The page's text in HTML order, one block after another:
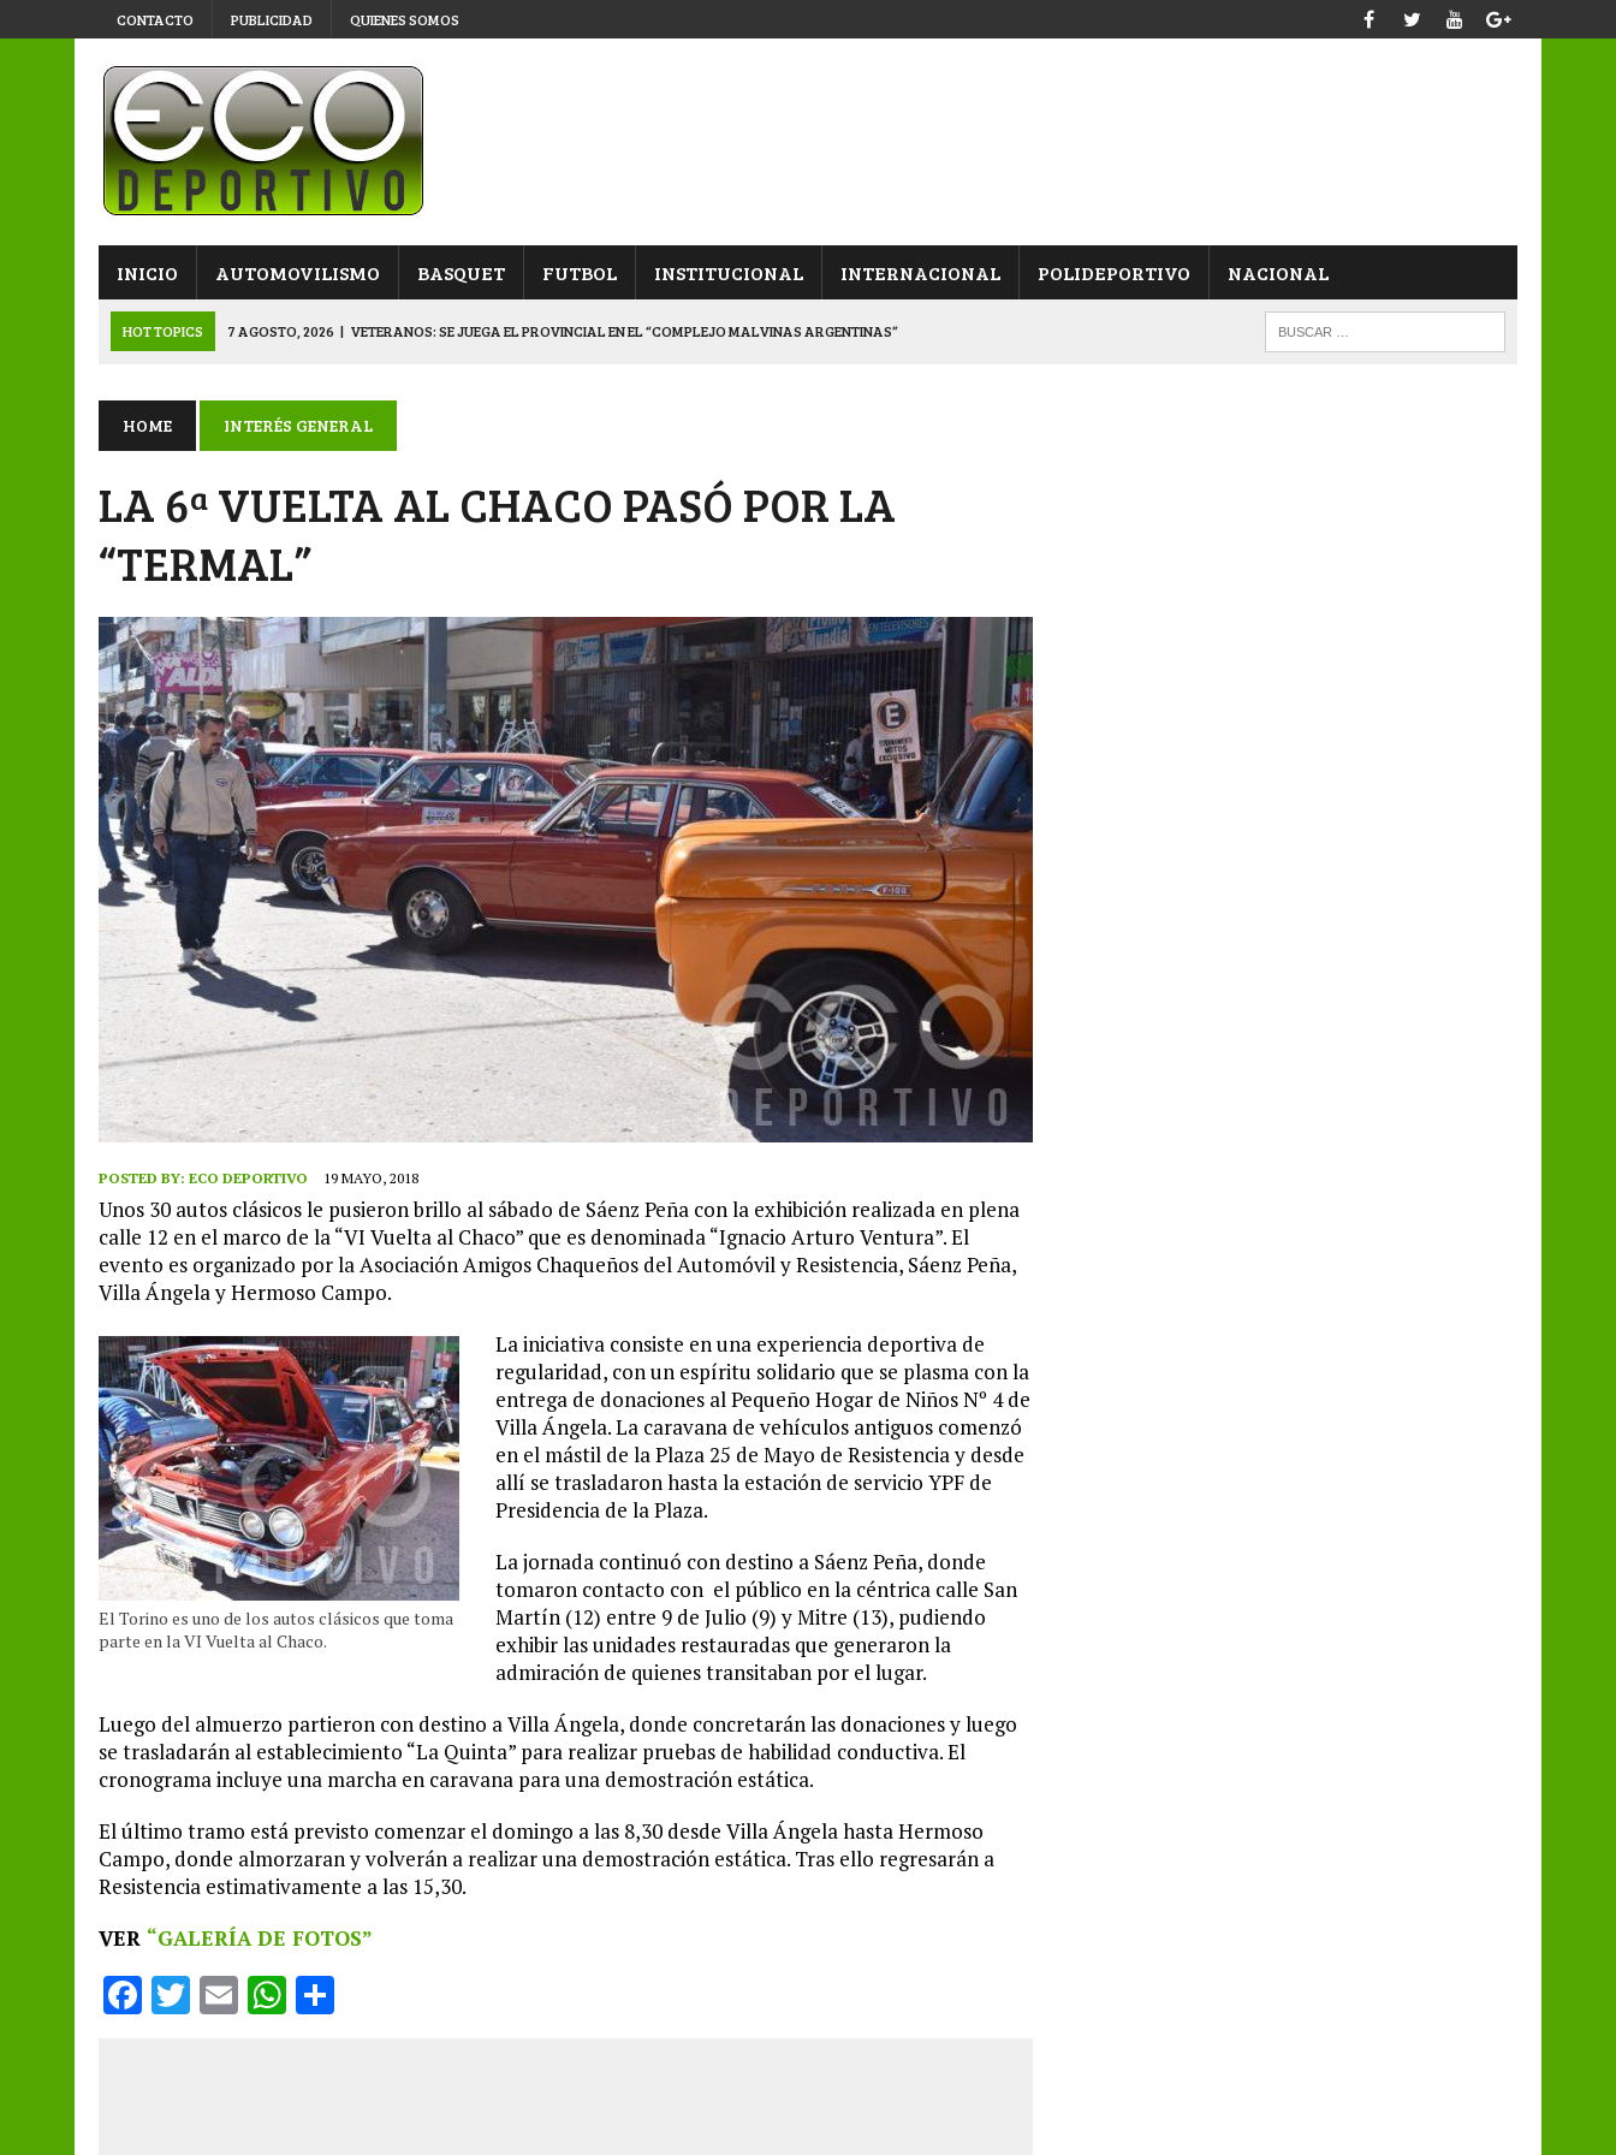
CONTACTO PUBLICIDAD QUIENES SOMOS
INICIO AUTOMOVILISMO BASQUET FUTBOL INSTITUCIONAL INTERNACIONAL POLIDEPORTIVO NACIONAL
HOT TOPICS 7 AGOSTO, 2026 | VETERANOS: SE JUEGA EL PROVINCIAL EN EL “COMPLEJO MALVINAS ARGENTINAS”
6 AGOSTO, 2026 | SUB 20: TRIUNFO Y CLASIFICACIÓN DE LOS “ALBICELESTES”
8 AGOSTO, 2026 | PRIMERA B: EL “GALLITO” Y EL “DECANO”, DUELO SEMIFINAL EN PAMPA
HOME INTERÉS GENERAL
LA 6ª VUELTA AL CHACO PASÓ POR LA
“TERMAL”
POSTED BY: ECO DEPORTIVO 19 MAYO, 2018
Unos 30 autos clásicos le pusieron brillo al sábado de Sáenz Peña con la exhibición realizada en plena
calle 12 en el marco de la “VI Vuelta al Chaco” que es denominada “Ignacio Arturo Ventura”. El
evento es organizado por la Asociación Amigos Chaqueños del Automóvil y Resistencia, Sáenz Peña,
Villa Ángela y Hermoso Campo.
El Torino es uno de los autos clásicos que toma
parte en la VI Vuelta al Chaco.
La iniciativa consiste en una experiencia deportiva de
regularidad, con un espíritu solidario que se plasma con la
entrega de donaciones al Pequeño Hogar de Niños Nº 4 de
Villa Ángela. La caravana de vehículos antiguos comenzó
en el mástil de la Plaza 25 de Mayo de Resistencia y desde
allí se trasladaron hasta la estación de servicio YPF de
Presidencia de la Plaza.
La jornada continuó con destino a Sáenz Peña, donde
tomaron contacto con el público en la céntrica calle San
Martín (12) entre 9 de Julio (9) y Mitre (13), pudiendo
exhibir las unidades restauradas que generaron la
admiración de quienes transitaban por el lugar.
Luego del almuerzo partieron con destino a Villa Ángela, donde concretarán las donaciones y luego
se trasladarán al establecimiento “La Quinta” para realizar pruebas de habilidad conductiva. El
cronograma incluye una marcha en caravana para una demostración estática.
El último tramo está previsto comenzar el domingo a las 8,30 desde Villa Ángela hasta Hermoso
Campo, donde almorzaran y volverán a realizar una demostración estática. Tras ello regresarán a
Resistencia estimativamente a las 15,30.
VER “GALERÍA DE FOTOS”
F T E W